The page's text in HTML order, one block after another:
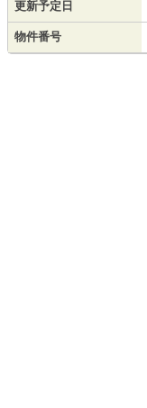
更新予定日
物件番号